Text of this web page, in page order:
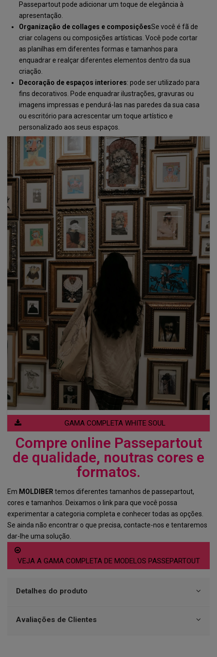
Passepartout pode adicionar um toque de elegância à
apresentação.
Organização de collages e composiçõesSe você é fã de
criar colagens ou composições artísticas. Você pode cortar
as planilhas em diferentes formas e tamanhos para
enquadrar e realçar diferentes elementos dentro da sua
criação.
Decoração de espaços interiores: pode ser utilizado para
fins decorativos. Pode enquadrar ilustrações, gravuras ou
imagens impressas e pendurá-las nas paredes da sua casa
ou escritório para acrescentar um toque artístico e
personalizado aos seus espaços.
GAMA COMPLETA WHITE SOUL
Compre online Passepartout
de qualidade, noutras cores e
formatos.
Em MOLDIBER temos diferentes tamanhos de passepartout,
cores e tamanhos. Deixamos o link para que você possa
experimentar a categoria completa e conhecer todas as opções.
Se ainda não encontrar o que precisa, contacte-nos e tentaremos
dar-lhe uma solução.
VEJA A GAMA COMPLETA DE MODELOS PASSEPARTOUT
Detalhes do produto
Avaliações de Clientes